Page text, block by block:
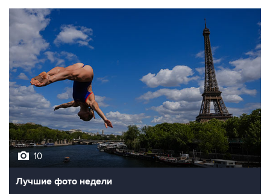
10
Лучшие фото недели